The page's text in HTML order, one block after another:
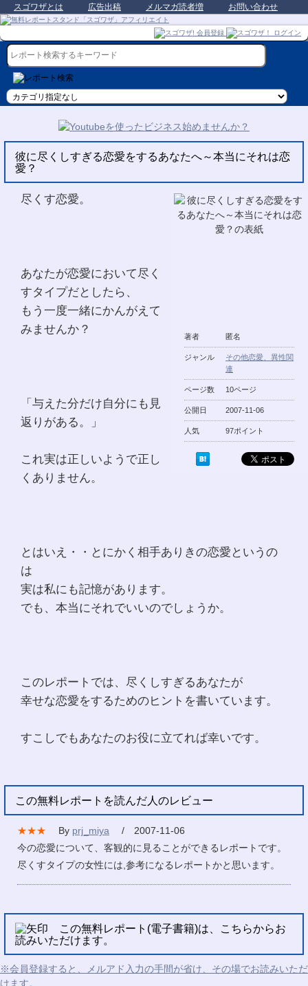
スゴワザとは 広告出稿 メルマガ読者増 お問い合わせ
彼に尽くしすぎる恋愛をするあなたへ～本当にそれは恋
愛？
著者 匿名
ジャンル
その他恋愛、異性関
連
ページ数 10ページ
公開日 2007-11-06
人気 97ポイント
尽くす恋愛。
あなたが恋愛において尽く
すタイプだとしたら、
もう一度一緒にかんがえて
みませんか？
「与えた分だけ自分にも見
返りがある。」
これ実は正しいようで正し
くありません。
とはいえ・・とにかく相手ありきの恋愛というの
は
実は私にも記憶があります。
でも、本当にそれでいいのでしょうか。
このレポートでは、尽くしすぎるあなたが
幸せな恋愛をするためのヒントを書いています。
すこしでもあなたのお役に立てれば幸いです。
この無料レポートを読んだ人のレビュー
★★★ By prj_miya
/ 2007-11-06
今の恋愛について、客観的に見ることができるレポートです。
尽くすタイプの女性には,参考になるレポートかと思います。
この無料レポート(電子書籍)は、こちらからお
読みいただけます。
※会員登録すると、メルアド入力の手間が省け、その場でお読みいただ
けます。